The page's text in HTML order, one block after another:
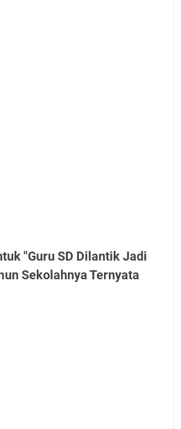
"Guru SD Dilantik Jadi
Sekolahnya Ternyata